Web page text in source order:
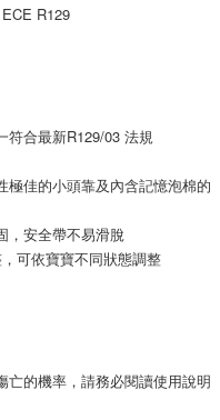
R129
符合最新R129/03 法規
極佳的小頭靠及內含記憶泡棉的
，安全帶不易滑脫
可依寶寶不同狀態調整
亡的機率，請務必閱讀使用說明